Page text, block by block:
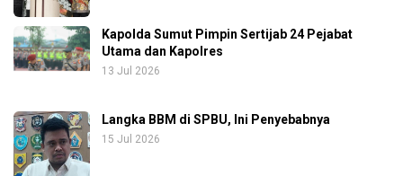
Kapolda Sumut Pimpin Sertijab 24 Pejabat
Utama dan Kapolres
13 Jul 2026
Langka BBM di SPBU, Ini Penyebabnya
15 Jul 2026